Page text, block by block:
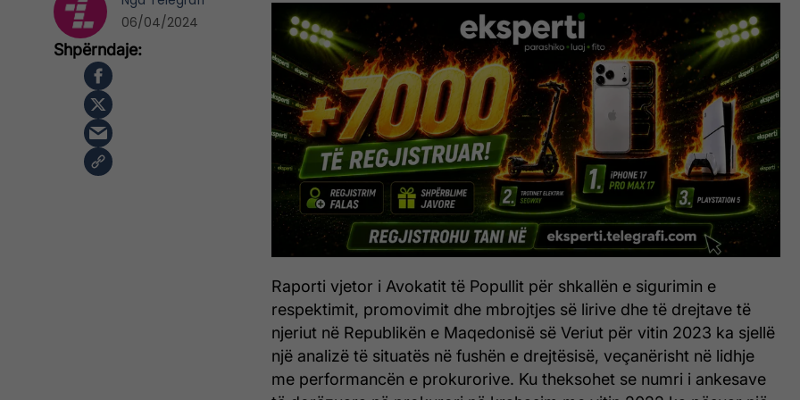
Raporti vjetor i Avokatit të Popullit për shkallën e sigurimin e
respektimit, promovimit dhe mbrojtjes së lirive dhe të drejtave të
njeriut në Republikën e Maqedonisë së Veriut për vitin 2023 ka sjellë
një analizë të situatës në fushën e drejtësisë, veçanërisht në lidhje
me performancën e prokurorive. Ku theksohet se numri i ankesave
06/04/2024